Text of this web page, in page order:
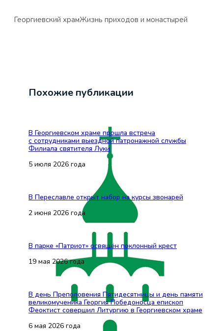
Георгиевский храмЖизнь приходов и монастырей
Похожие публикации
В Георгиевском храме прошла встреча
с сотрудниками выездной патронажной службы
Филиала святителя Луки
5 июля 2026 года
В Переславле открыт набор на курсы звонарей
2 июня 2026 года
В парке «Патриот» освящён поклонный крест
19 мая 2026 года
В день Преполовения Пятидесятницы и день памяти
великомученика Георгия Победоносца епископ
Феоктист совершил Литургию в Георгиевском храме
6 мая 2026 года